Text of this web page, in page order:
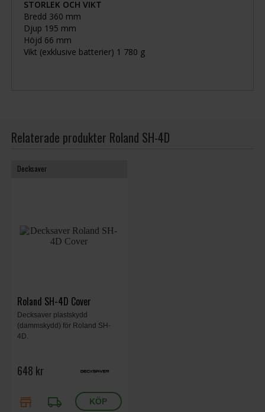
STORLEK OCH VIKT
Bredd 360 mm
Djup 195 mm
Höjd 66 mm
Vikt (exklusive batterier) 1 780 g
Relaterade produkter Roland SH-4D
Decksaver
Roland SH-4D Cover
Decksaver plastskydd
(dammskydd) för Roland SH-
4D.
648 kr
store local_shipping